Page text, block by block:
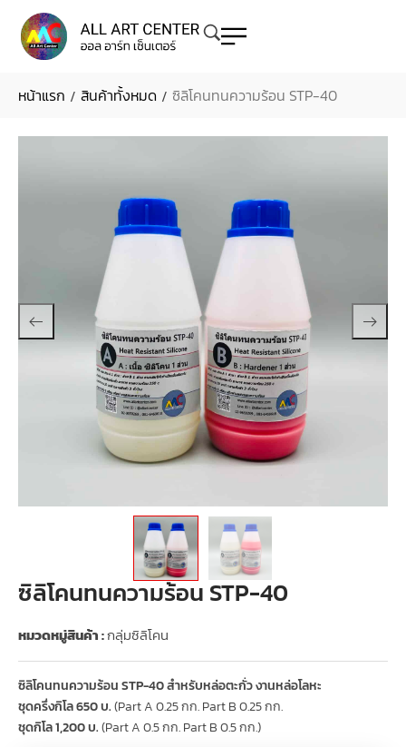
หน้าแรก / สินค้าทั้งหมด / ซิลิโคนทนความร้อน STP-40
ซิลิโคนทนความร้อน STP-40
หมวดหมู่สินค้า :กลุ่มซิลิโคน
ซิลิโคนทนความร้อน STP-40 สำหรับหล่อตะกั่ว งานหล่อโลหะ
ชุดครึ่งกิโล 650 บ.(Part A 0.25 กก. Part B 0.25 กก.
ชุดกิโล 1,200 บ.(Part A 0.5 กก. Part B 0.5 กก.)